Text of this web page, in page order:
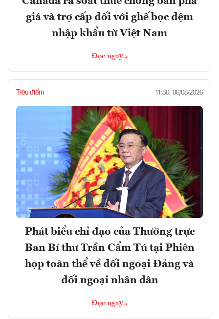
giá và trợ cấp đối với ghế bọc đệm
nhập khẩu từ Việt Nam
Đọc ngay
Tiêu điểm 11:30, 06/08/2026
Phát biểu chỉ đạo của Thường trực
Ban Bí thư Trần Cẩm Tú tại Phiên
họp toàn thể về đối ngoại Đảng và
đối ngoại nhân dân
Đọc ngay